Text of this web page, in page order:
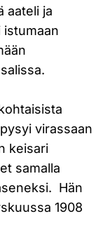
aateli ja
virassaan
keisari
samalla
Hän
1908